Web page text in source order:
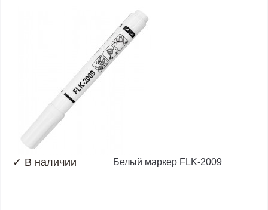
✓ В наличии Белый маркер FLK-2009